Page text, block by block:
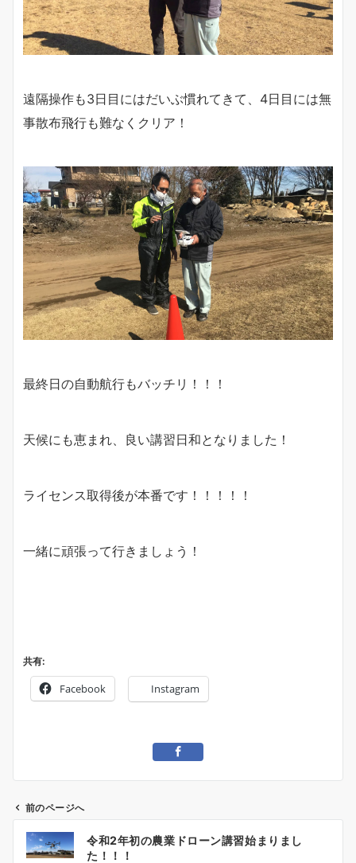
遠隔操作も3日目にはだいぶ慣れてきて、4日目には無
事散布飛行も難なくクリア！
最終日の自動航行もバッチリ！！！
天候にも恵まれ、良い講習日和となりました！
ライセンス取得後が本番です！！！！！
一緒に頑張って行きましょう！
共有:
Facebook Instagram
前のページへ
令和2年初の農業ドローン講習始まりまし
た！！！